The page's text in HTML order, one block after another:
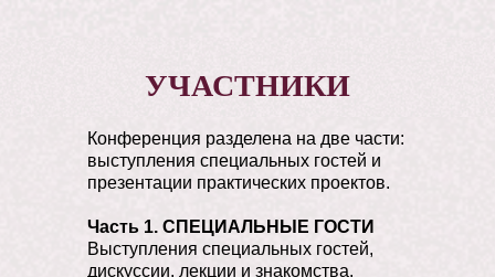
УЧАСТНИКИ
Конференция разделена на две части:
выступления специальных гостей и
презентации практических проектов.
Часть 1. СПЕЦИАЛЬНЫЕ ГОСТИ
Выступления специальных гостей,
дискуссии, лекции и знакомства.